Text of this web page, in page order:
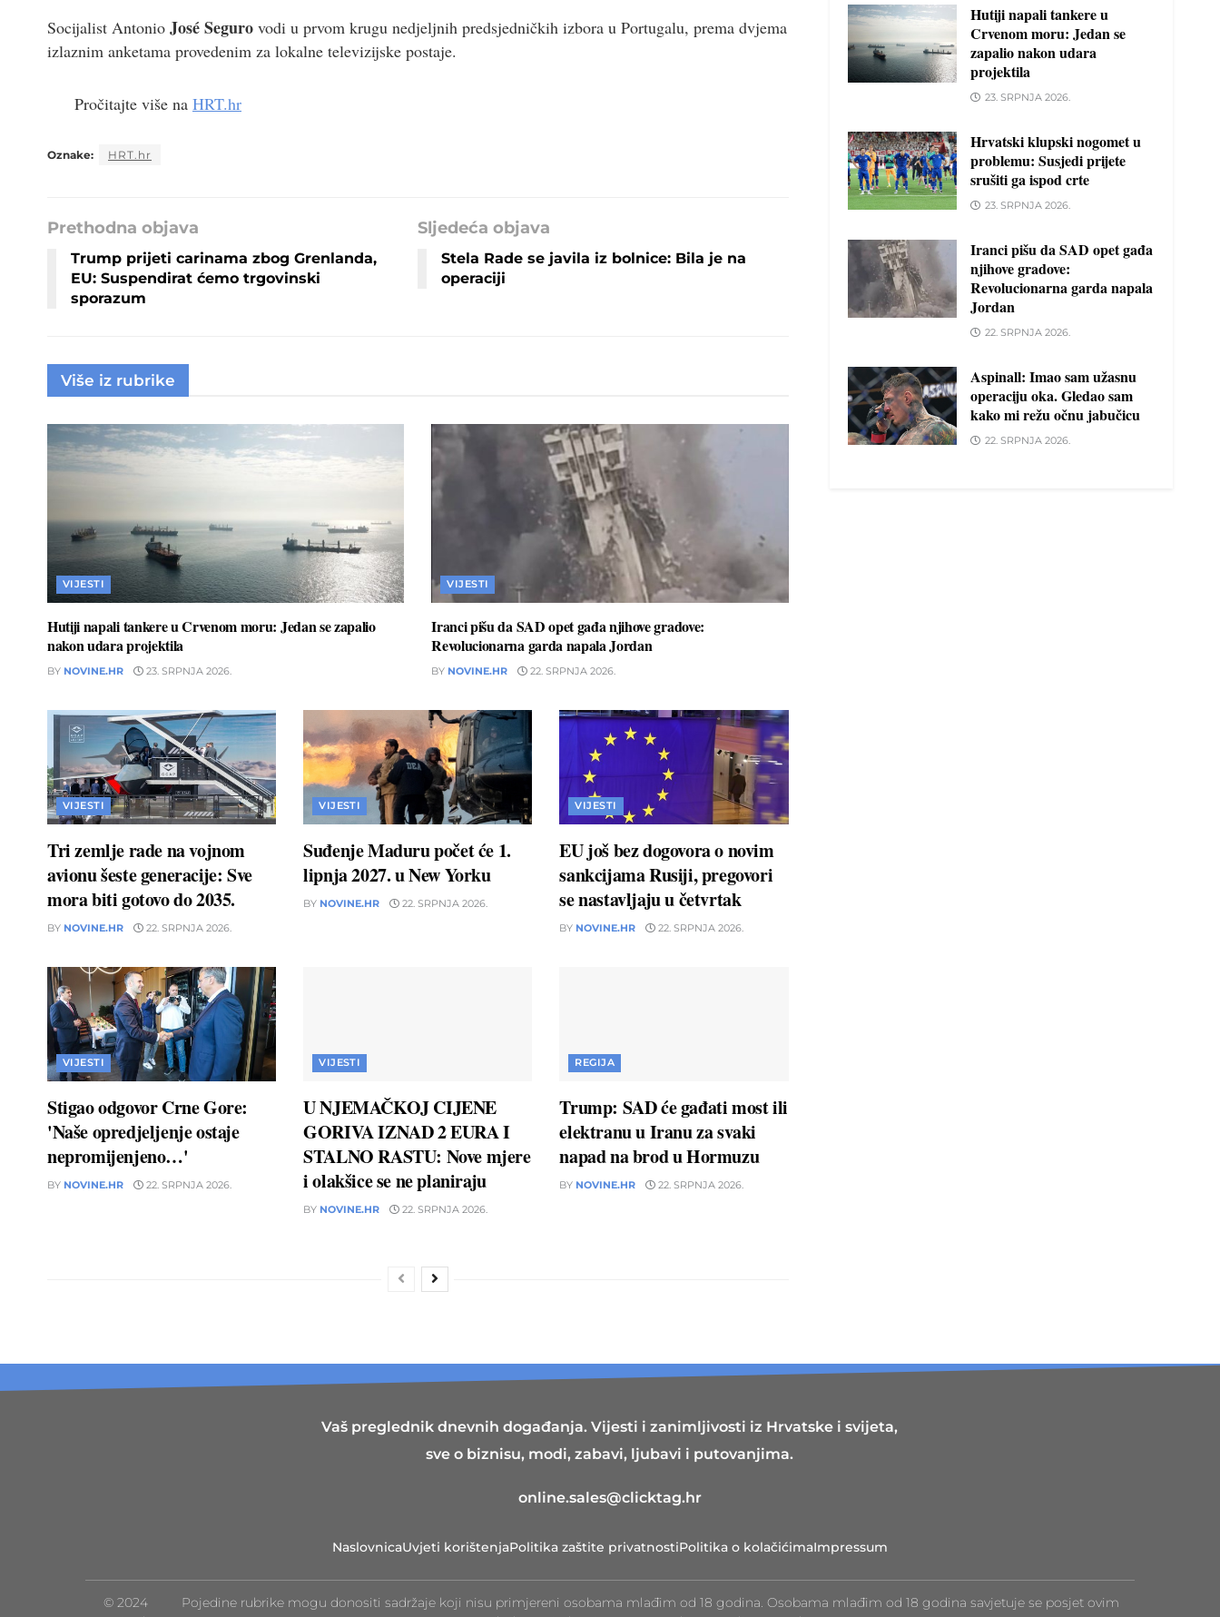
Socijalist Antonio José Seguro vodi u prvom krugu nedjeljnih predsjedničkih izbora u Portugalu, prema dvjema
izlaznim anketama provedenim za lokalne televizijske postaje.
Pročitajte više na HRT.hr
Oznake: HRT.hr
Prethodna objava
Trump prijeti carinama zbog Grenlanda,
EU: Suspendirat ćemo trgovinski
sporazum
Sljedeća objava
Stela Rade se javila iz bolnice: Bila je na
operaciji
Više iz rubrike
VIJESTI
Hutiji napali tankere u Crvenom moru: Jedan se zapalio
nakon udara projektila
BY NOVINE.HR 23. SRPNJA 2026.
VIJESTI
Iranci pišu da SAD opet gađa njihove gradove:
Revolucionarna garda napala Jordan
BY NOVINE.HR 22. SRPNJA 2026.
VIJESTI
Tri zemlje rade na vojnom
avionu šeste generacije: Sve
mora biti gotovo do 2035.
BY NOVINE.HR 22. SRPNJA 2026.
VIJESTI
Suđenje Maduru počet će 1.
lipnja 2027. u New Yorku
BY NOVINE.HR 22. SRPNJA 2026.
VIJESTI
EU još bez dogovora o novim
sankcijama Rusiji, pregovori
se nastavljaju u četvrtak
BY NOVINE.HR 22. SRPNJA 2026.
VIJESTI
Stigao odgovor Crne Gore:
'Naše opredjeljenje ostaje
nepromijenjeno…'
BY NOVINE.HR 22. SRPNJA 2026.
VIJESTI
U NJEMAČKOJ CIJENE
GORIVA IZNAD 2 EURA I
STALNO RASTU: Nove mjere
i olakšice se ne planiraju
BY NOVINE.HR 22. SRPNJA 2026.
REGIJA
Trump: SAD će gađati most ili
elektranu u Iranu za svaki
napad na brod u Hormuzu
BY NOVINE.HR 22. SRPNJA 2026.
Hutiji napali tankere u
Crvenom moru: Jedan se
zapalio nakon udara
projektila
23. SRPNJA 2026.
Hrvatski klupski nogomet u
problemu: Susjedi prijete
srušiti ga ispod crte
23. SRPNJA 2026.
Iranci pišu da SAD opet gađa
njihove gradove:
Revolucionarna garda napala
Jordan
22. SRPNJA 2026.
Aspinall: Imao sam užasnu
operaciju oka. Gledao sam
kako mi režu očnu jabučicu
22. SRPNJA 2026.
Vaš preglednik dnevnih događanja. Vijesti i zanimljivosti iz Hrvatske i svijeta,
sve o biznisu, modi, zabavi, ljubavi i putovanjima.
online.sales@clicktag.hr
NaslovnicaUvjeti korištenjaPolitika zaštite privatnostiPolitika o kolačićimaImpressum
© 2024
Pojedine rubrike mogu donositi sadržaje koji nisu primjereni osobama mlađim od 18 godina. Osobama mlađim od 18 godina savjetuje se posjet ovim